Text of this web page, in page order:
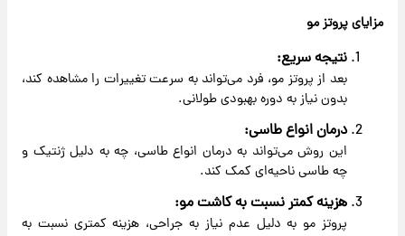
مزایای پروتز مو
نتیجه سریع:
بعد از پروتز مو، فرد می‌تواند به سرعت تغییرات را مشاهده کند،
بدون نیاز به دوره بهبودی طولانی.
درمان انواع طاسی:
این روش می‌تواند به درمان انواع طاسی، چه به دلیل ژنتیک و
چه طاسی ناحیه‌ای کمک کند.
هزینه کمتر نسبت به کاشت مو:
پروتز مو به دلیل عدم نیاز به جراحی، هزینه کمتری نسبت به